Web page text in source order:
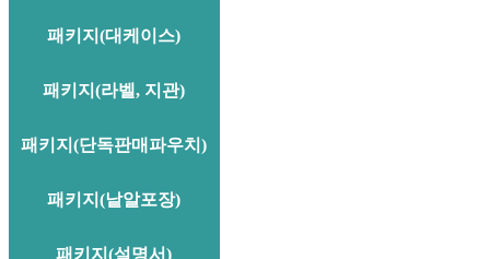
패키지(대케이스)
패키지(라벨, 지관)
패키지(단독판매파우치)
패키지(낱알포장)
패키지(설명서)